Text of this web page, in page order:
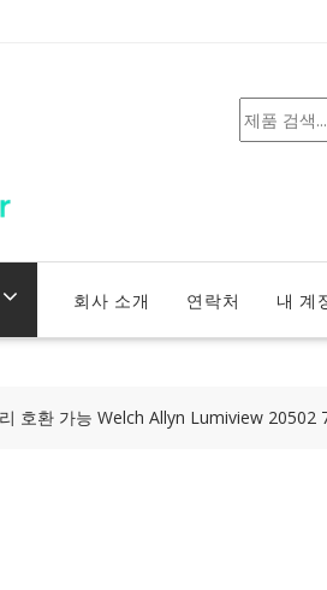
검
색
회사 소개 연락처 내 계
호환 가능 Welch Allyn Lumiview 20502